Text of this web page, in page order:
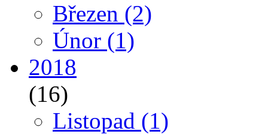
Březen (2)
Únor (1)
2018
(16)
Listopad (1)